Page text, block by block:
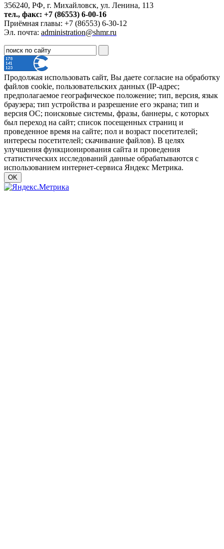
356240, РФ, г. Михайловск, ул. Ленина, 113
тел., факс: +7 (86553) 6-00-16
Приёмная главы: +7 (86553) 6-30-12
Эл. почта: administration@shmr.ru
Продолжая использовать сайт, Вы даете согласие на обработку
файлов cookie, пользовательских данных (IP-адрес;
предполагаемое географическое положение; тип, версия, язык
браузера; тип устройства и разрешение его экрана; тип и
версия ОС; поисковые системы, фразы, баннеры, с которых
был переход на сайт; список посещенных страниц и
проведенное время на сайте; пол и возраст посетителей;
интересы посетителей; скачивание файлов). В целях
улучшения функционирования сайта и проведения
статистических исследований данные обрабатываются с
использованием интернет-сервиса Яндекс Метрика.
OK